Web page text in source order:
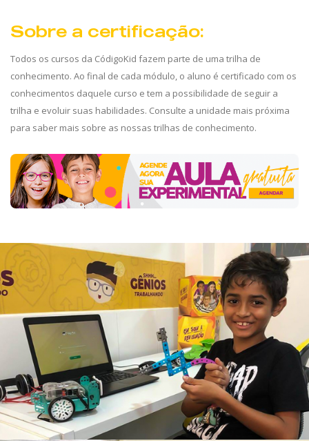
Sobre a certificação:
Todos os cursos da CódigoKid fazem parte de uma trilha de
conhecimento. Ao final de cada módulo, o aluno é certificado com os
conhecimentos daquele curso e tem a possibilidade de seguir a
trilha e evoluir suas habilidades. Consulte a unidade mais próxima
para saber mais sobre as nossas trilhas de conhecimento.